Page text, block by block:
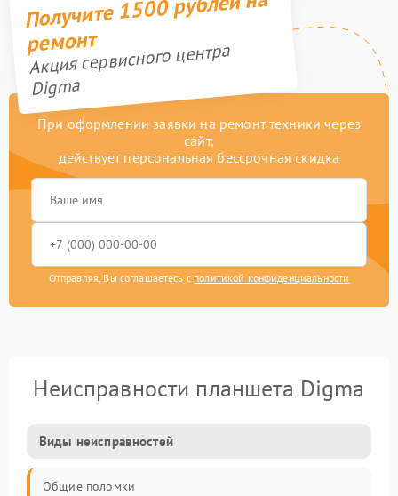
ремонт
Акция сервисного центра
Digma
При оформлении заявки на ремонт техники через
сайт,
действует персональная бессрочная скидка
Отправляя, Вы соглашаетесь с политикой конфиденциальности
Неисправности планшета Digma
Виды неисправностей
Общие поломки